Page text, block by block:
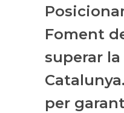
Foment
superar la
per